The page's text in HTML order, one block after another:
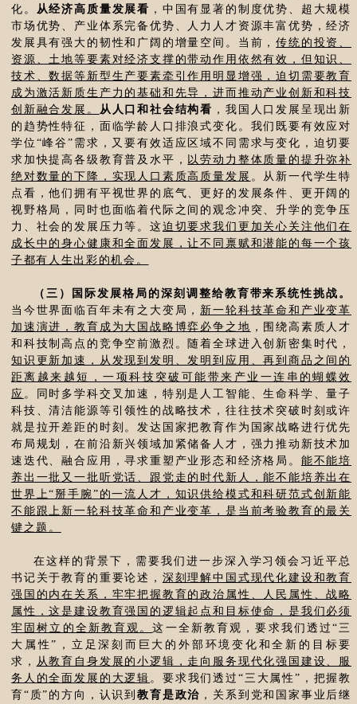
化。 从经济高质量发展看 ，中国有显著的制度优势、超大规模
市场优势、产业体系完备优势、人力人才资源丰富优势，经济
发展具有强大的韧性和广阔的增量空间。当前，传统的投资、
资源、土地等要素对经济支撑的带动作用依然有效，但知识、
技术、数据等新型生产要素牵引作用明显增强，迫切需要教育
成为激活新质生产力的基础和先导，进而推动产业创新和科技
创新融合发展。 从人口和社会结构看 ，我国人口发展呈现出新
的趋势性特征，面临学龄人口排浪式变化。我们既要有效应对
学位“峰谷”需求，又要有效适应区域不同需求与变化，迫切要
求加快提高各级教育普及水平， 以劳动力整体质量的提升弥补
绝对数量的下降，实现人口素质高质量发展 。从新一代学生特
点看，他们拥有平视世界的底气、更好的发展条件、更开阔的
视野格局，同时也面临着代际之间的观念冲突、升学的竞争压
力、社会的发展压力等。这迫切要求我们更加关心关注他们在
成长中的身心健康和全面发展，让不同禀赋和潜能的每一个孩
子都有人生出彩的机会。
（三）国际发展格局的深刻调整给教育带来系统性挑战。
当今世界面临百年未有之大变局， 新一轮科技革命和产业变革
加速演进，教育成为大国战略博弈必争之地 ，围绕高素质人才
和科技制高点的竞争空前激烈。随着全球进入创新密集时代，
知识更新加速，从发现到发明、发明到应用、再到商品之间的
距离越来越短，一项科技突破可能带来产业一连串的蝴蝶效
应 。同时多学科交叉加速，特别是人工智能、生命科学、量子
科技、清洁能源等引领性的战略技术，往往技术突破时刻或许
就是拉开差距的时刻。发达国家把教育作为国家战略进行优先
布局规划，在前沿新兴领域加紧储备人才，强力推动新技术加
速迭代、融合应用，寻求重塑产业形态和经济格局。 能不能培
养出一批又一批听党话、跟党走的时代新人，能不能培养出在
世界上“掰手腕”的一流人才，知识供给模式和科研范式创新能
不能跟上新一轮科技革命和产业变革，是当前考验教育的最关
键之题。
在这样的背景下，需要我们进一步深入学习领会习近平总
书记关于教育的重要论述， 深刻理解中国式现代化建设和教育
强国的内在关系，牢牢把握教育的政治属性、人民属性、战略
属性，这是建设教育强国的逻辑起点和目标使命，是我们必须
牢固树立的全新教育观。这一全新教育观，要求我们透过“三
大属性”，立足深刻而巨大的外部环境变化和全新的目标要
求， 从教育自身发展的小逻辑，走向服务现代化强国建设、服
务人的全面发展的大逻辑 。要求我们透过“三大属性”，把握教
育“质”的方向，认识到教育是政治 ，关系到党和国家事业后继